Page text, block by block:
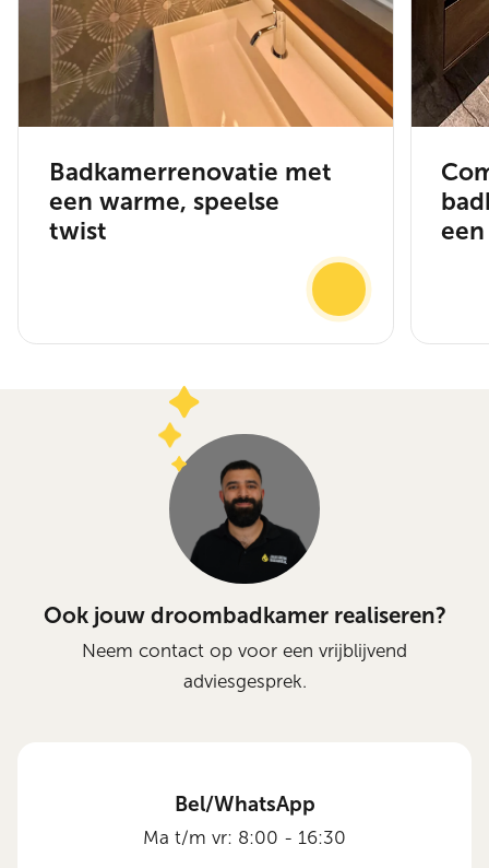
Badkamerrenovatie met
een warme, speelse
twist
Ook jouw droombadkamer realiseren?
Neem contact op voor een vrijblijvend
adviesgesprek.
Bel/WhatsApp
Ma t/m vr: 8:00 - 16:30